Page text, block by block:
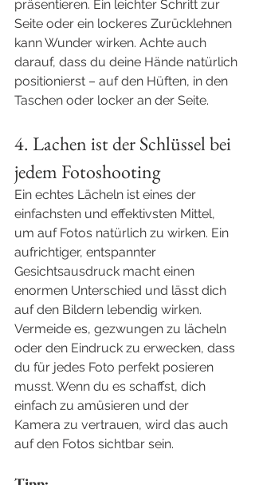
präsentieren. Ein leichter Schritt zur
Seite oder ein lockeres Zurücklehnen
kann Wunder wirken. Achte auch
darauf, dass du deine Hände natürlich
positionierst – auf den Hüften, in den
Taschen oder locker an der Seite.
4. Lachen ist der Schlüssel bei
jedem Fotoshooting
Ein echtes Lächeln ist eines der
einfachsten und effektivsten Mittel,
um auf Fotos natürlich zu wirken. Ein
aufrichtiger, entspannter
Gesichtsausdruck macht einen
enormen Unterschied und lässt dich
auf den Bildern lebendig wirken.
Vermeide es, gezwungen zu lächeln
oder den Eindruck zu erwecken, dass
du für jedes Foto perfekt posieren
musst. Wenn du es schaffst, dich
einfach zu amüsieren und der
Kamera zu vertrauen, wird das auch
auf den Fotos sichtbar sein.